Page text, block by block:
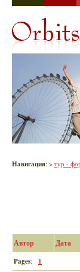
Навигация: > тур -
Автор Дата
Pages: 1